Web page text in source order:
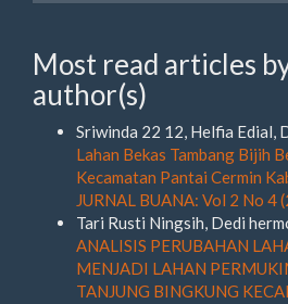
Most read articles
author(s)
Sriwinda 22 12, Helfia Edial,
Lahan Bekas Tambang Bijih
Kecamatan Pantai Cermin
JURNAL BUANA: Vol 2 No 4
Tari Rusti Ningsih, Dedi
ANALISIS PERUBAHAN
MENJADI LAHAN
TANJUNG BINGKUNG